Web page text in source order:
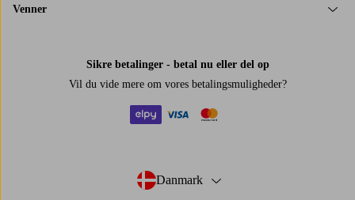
Venner
Sikre betalinger - betal nu eller del op
Vil du vide mere om vores betalingsmuligheder?
Danmark
- Vælg land